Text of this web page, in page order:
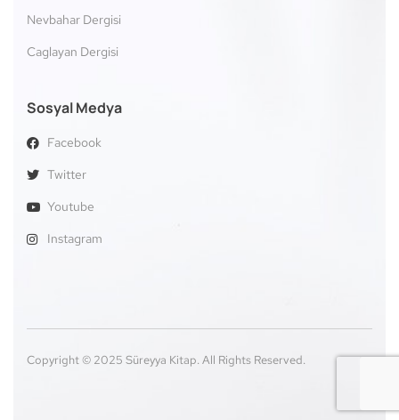
Nevbahar Dergisi
Caglayan Dergisi
Sosyal Medya
Facebook
Twitter
Youtube
Instagram
Copyright © 2025 Süreyya Kitap. All Rights Reserved.